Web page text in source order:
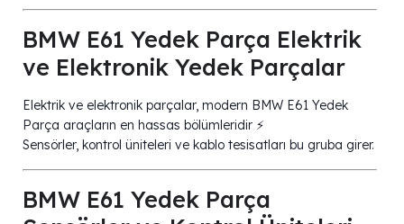
BMW E61 Yedek Parça Elektrik
ve Elektronik Yedek Parçalar
Elektrik ve elektronik parçalar, modern BMW E61 Yedek
Parça araçların en hassas bölümleridir ⚡
Sensörler, kontrol üniteleri ve kablo tesisatları bu gruba girer.
BMW E61 Yedek Parça